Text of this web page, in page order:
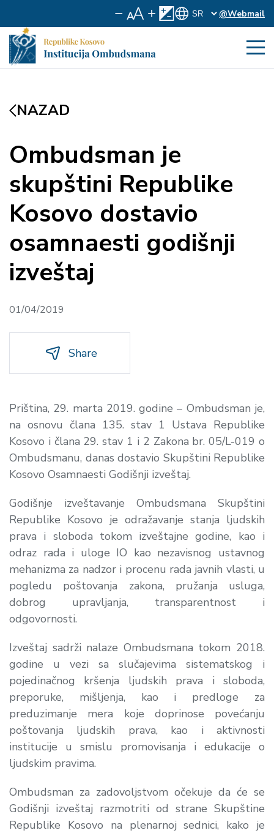
@Webmail
NAZAD
Ombudsman je
skupštini Republike
Kosovo dostavio
osamnaesti godišnji
izveštaj
01/04/2019
Share
Priština, 29. marta 2019. godine – Ombudsman je,
na osnovu člana 135. stav 1 Ustava Republike
Kosovo i člana 29. stav 1 i 2 Zakona br. 05/L-019 o
Ombudsmanu, danas dostavio Skupštini Republike
Kosovo Osamnaesti Godišnji izveštaj.
Godišnje izveštavanje Ombudsmana Skupštini
Republike Kosovo je odražavanje stanja ljudskih
prava i sloboda tokom izveštajne godine, kao i
odraz rada i uloge IO kao nezavisnog ustavnog
mehanizma za nadzor i procenu rada javnih vlasti, u
pogledu poštovanja zakona, pružanja usluga,
dobrog upravljanja, transparentnost i
odgovornosti.
Izveštaj sadrži nalaze Ombudsmana tokom 2018.
godine u vezi sa slučajevima sistematskog i
pojedinačnog kršenja ljudskih prava i sloboda,
preporuke, mišljenja, kao i predloge za
preduzimanje mera koje doprinose povećanju
poštovanja ljudskih prava, kao i aktivnosti
institucije u smislu promovisanja i edukacije o
ljudskim pravima.
Ombudsman za zadovoljstvom očekuje da će se
Godišnji izveštaj razmotriti od strane Skupštine
Republike Kosovo na plenarnoj sednici, kako je